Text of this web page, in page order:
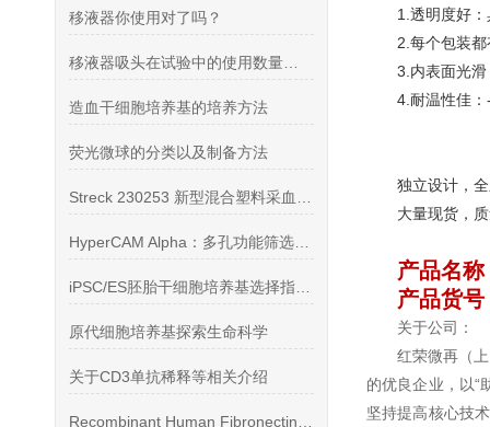
移液器你使用对了吗？
造血干细胞培养基的培养方法
荧光微球的分类以及制备方法
原代细胞培养基探索生命科学
关于CD3单抗稀释等相关介绍
1.透明度好
2.每个包装
3.内表面光
4.耐温性佳
独立设计，
大量现货，
产品名称
产品货
关于公司：
红荣微再（
的优良企业，以“
坚持提高核心技